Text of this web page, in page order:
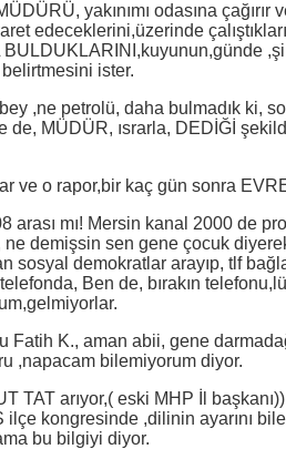
yakınımı odasına
edeceklerini,üzerinde
BULDUKLARINI,kuyunun,günde
ister.
,ne petrolü, daha bulmadık ki,
de, MÜDÜR, ısrarla, DEDİĞİ
ve o rapor,bir kaç gün sonra
arası mı! Mersin kanal 2000 de
ne demişsin sen gene çocuk
sosyal demokratlar arayıp, tlf
Ben de, bırakın
Fatih K., aman abii, gene
,napacam bilemiyorum diyor.
TAT arıyor,( eski MHP İl
ilçe kongresinde ,dilinin ayarını
bu bilgiyi diyor.